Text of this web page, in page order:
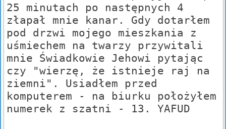
25 minutach po następnych 4
złapał mnie kanar. Gdy dotarłem
pod drzwi mojego mieszkania z
uśmiechem na twarzy przywitali
mnie Świadkowie Jehowi pytając
czy "wierzę, że istnieje raj na
ziemni". Usiadłem przed
komputerem - na biurku położyłem
numerek z szatni - 13. YAFUD